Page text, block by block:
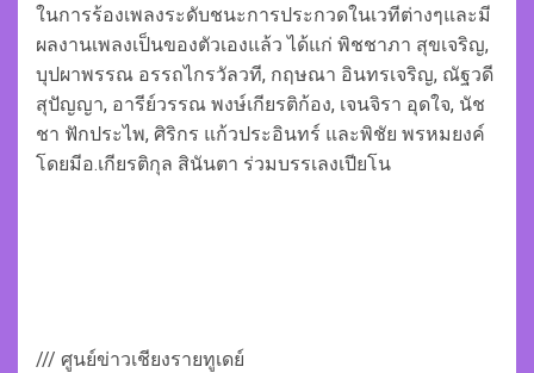
ในการร้องเพลงระดับชนะการประกวดในเวทีต่างๆและมี
ผลงานเพลงเป็นของตัวเองแล้ว ได้แก่ พิชชาภา สุขเจริญ,
บุปผาพรรณ อรรถไกรวัลวที, กฤษณา อินทรเจริญ, ณัฐวดี
สุปัญญา, อารีย์วรรณ พงษ์เกียรติก้อง, เจนจิรา อุดใจ, นัช
ชา ฟักประไพ, ศิริกร แก้วประอินทร์ และพิชัย พรหมยงค์
โดยมีอ.เกียรติกุล สินันตา ร่วมบรรเลงเปียโน
/// ศูนย์ข่าวเชียงรายทูเดย์